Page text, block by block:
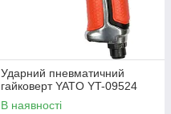
Ударний пневматичний
гайковерт YATO YT-09524
В наявності